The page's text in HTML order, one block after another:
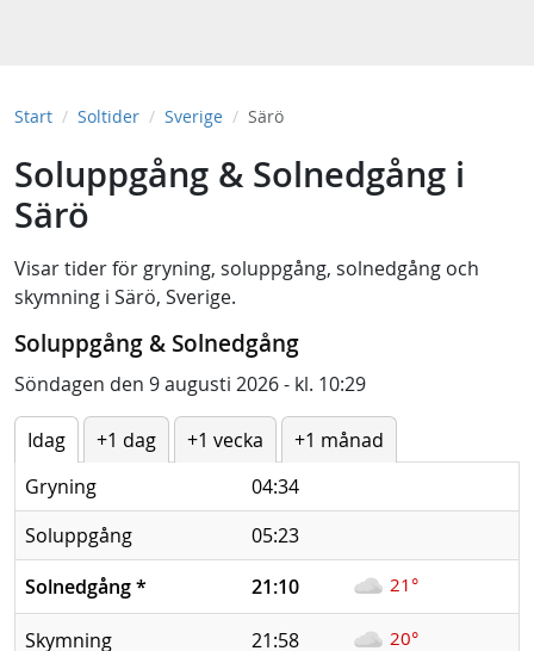
Start Soltider Sverige Särö
Soluppgång & Solnedgång i
Särö
Visar tider för gryning, soluppgång, solnedgång och
skymning i Särö, Sverige.
Soluppgång & Solnedgång
Söndagen den 9 augusti 2026 - kl. 10:29
Idag +1 dag +1 vecka
+1 månad
Gryning
04:34
Soluppgång
05:23
Solnedgång* 21:10 21°
Skymning 21:58 20°